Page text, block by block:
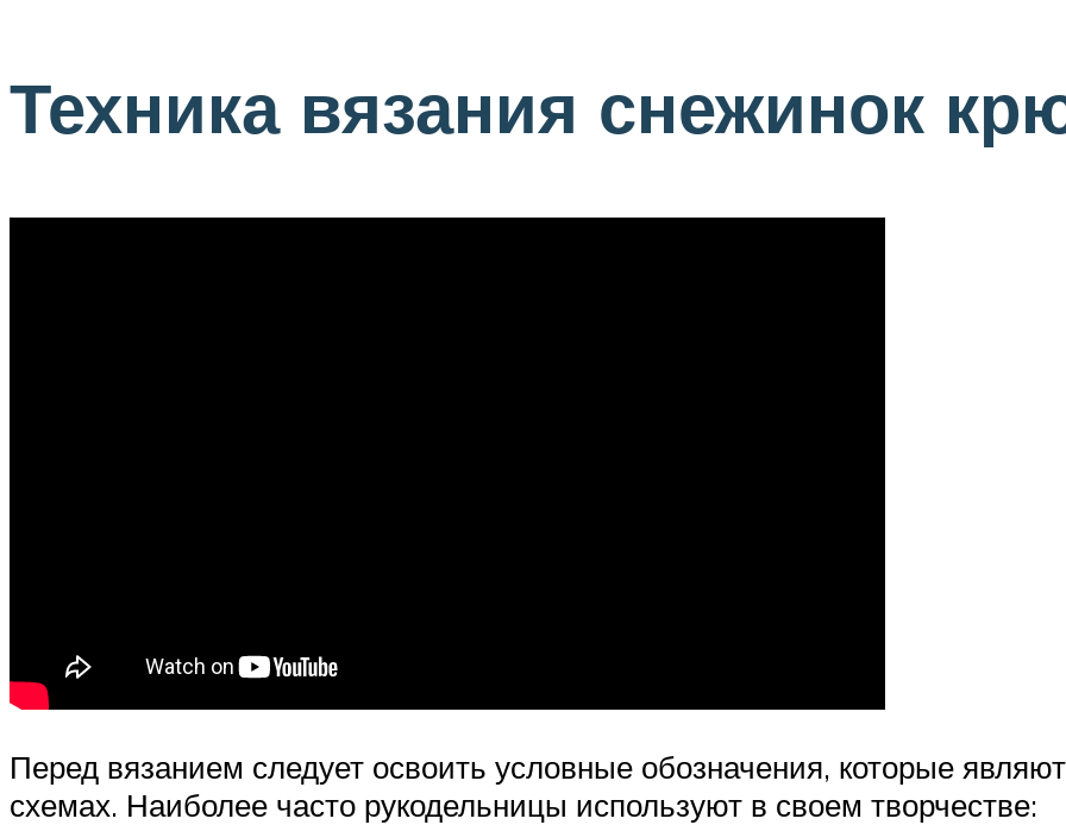
Техника вязания снежинок
Перед вязанием следует освоить условные обозначения, которые
схемах. Наиболее часто рукодельницы используют в своем творчестве: